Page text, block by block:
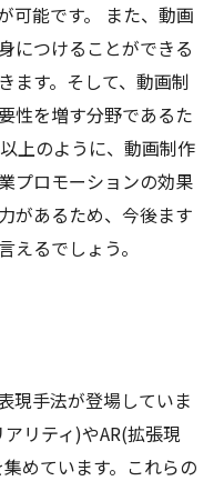
可能です。 また、動画
につけることができる
ます。そして、動画制
性を増す分野であるた
上のように、動画制作
プロモーションの効果
があるため、今後ます
えるでしょう。
現手法が登場していま
リティ)やAR(拡張現
めています。これらの